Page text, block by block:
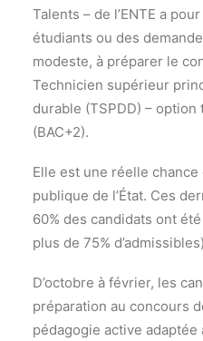
Talents – de l’ENTE a
étudiants ou des
modeste, à préparer le
Technicien supérieur
durable (TSPDD) –
(BAC+2).
Elle est une réelle
publique de l’État. Ces
60% des candidats ont
plus de 75%
D’octobre à février, les
préparation au concours
pédagogie active